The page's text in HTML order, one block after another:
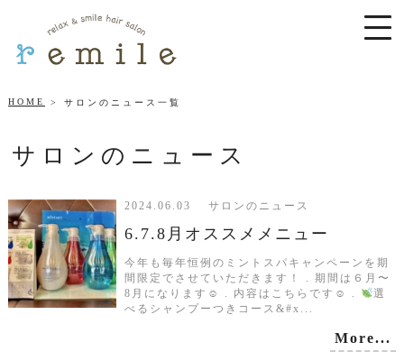
HOME サロンのニュース一覧
サロンのニュース
2024.06.03 サロンのニュース
6.7.8月オススメメニュー
今年も毎年恒例のミントスパキャンペーンを期
間限定でさせていただきます！ . 期間は６月〜
8月になります☺︎ . 内容はこちらです☺ .
選
べるシャンプーつきコース&#x...
More...